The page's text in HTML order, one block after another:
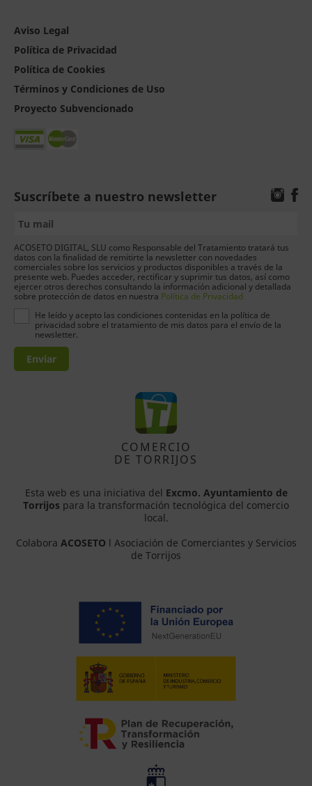
Aviso Legal
Política de Privacidad
Política de Cookies
Términos y Condiciones de Uso
Proyecto Subvencionado
Suscríbete a nuestro newsletter
ACOSETO DIGITAL, SLU como Responsable del Tratamiento tratará tus
datos con la finalidad de remitirte la newsletter con novedades
comerciales sobre los servicios y productos disponibles a través de la
presente web. Puedes acceder, rectificar y suprimir tus datos, así como
ejercer otros derechos consultando la información adicional y detallada
sobre protección de datos en nuestra Política de Privacidad
He leído y acepto las condiciones contenidas en la política de
privacidad sobre el tratamiento de mis datos para el envío de la
newsletter.
Enviar
COMERCIO
DE TORRIJOS
Esta web es una iniciativa del Excmo. Ayuntamiento de
Torrijos para la transformación tecnológica del comercio
local.
Colabora ACOSETO l Asociación de Comerciantes y Servicios
de Torrijos